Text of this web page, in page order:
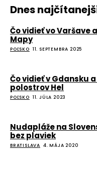
Dnes
Čo vidieť vo Varšave
Mapy
POĽSKO 11. SEPTEMBRA 2025
Čo vidieť v Gdansku
polostrov Hel
POĽSKO 11. JÚLA 2023
Nudapláže na
bez plaviek
BRATISLAVA 4. MÁJA 2020